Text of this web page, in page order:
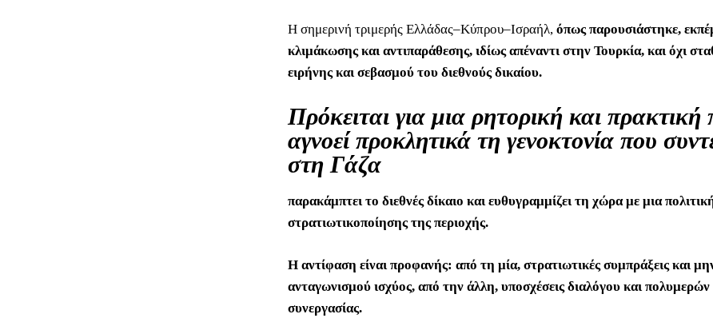
Η σημερινή τριμερής Ελλάδας–Κύπρου–Ισραήλ, όπως παρουσιάστηκε,
κλιμάκωσης και αντιπαράθεσης, ιδίως απέναντι στην Τουρκία, και όχι
ειρήνης και σεβασμού του διεθνούς δικαίου.
Πρόκειται για μια ρητορική και πρακτική
αγνοεί προκλητικά τη γενοκτονία που
στη Γάζα
παρακάμπτει το διεθνές δίκαιο και ευθυγραμμίζει τη χώρα με μια
στρατιωτικοποίησης της περιοχής.
Η αντίφαση είναι προφανής: από τη μία, στρατιωτικές συμπράξεις και
ανταγωνισμού ισχύος, από την άλλη, υποσχέσεις διαλόγου και
συνεργασίας.